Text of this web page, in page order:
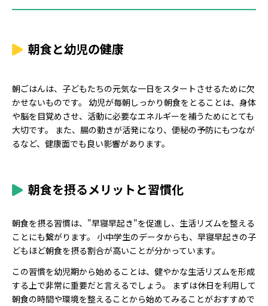
朝食と幼児の健康
朝ごはんは、子どもたちの元気な一日をスタートさせるために欠
かせないものです。 幼児が毎朝しっかり朝食をとることは、身体
や脳を目覚めさせ、活動に必要なエネルギーを補うためにとても
大切です。 また、腸の動きが活発になり、便秘の予防にもつなが
るなど、健康面でも良い影響があります。
朝食を摂るメリットと習慣化
朝食を摂る習慣は、"早寝早起き"を促進し、生活リズムを整える
ことにも繋がります。 小中学生のデータからも、早寝早起きの子
どもほど朝食を摂る割合が高いことが分かっています。
この習慣を幼児期から始めることは、健やかな生活リズムを形成
する上で非常に重要だと言えるでしょう。 まずは休日を利用して
朝食の時間や環境を整えることから始めてみることがおすすめで